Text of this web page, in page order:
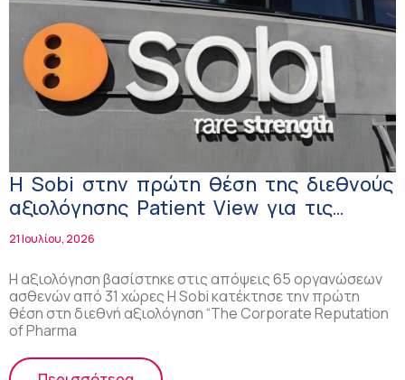
Η Sobi στην πρώτη θέση της διεθνούς
αξιολόγησης Patient View για τις
αιμορραγικές διαταραχές
21 Ιουλίου, 2026
Η αξιολόγηση βασίστηκε στις απόψεις 65 οργανώσεων
ασθενών από 31 χώρες Η Sobi κατέκτησε την πρώτη
θέση στη διεθνή αξιολόγηση “The Corporate Reputation
of Pharma